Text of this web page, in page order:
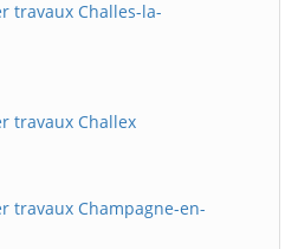
travaux Challes-la-
travaux Challex
travaux Champagne-en-